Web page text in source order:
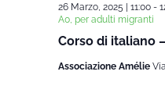
Corso di italiano
26 Marzo, 2025 | 11:00-
A0, per adulti migranti
Associazione Amélie